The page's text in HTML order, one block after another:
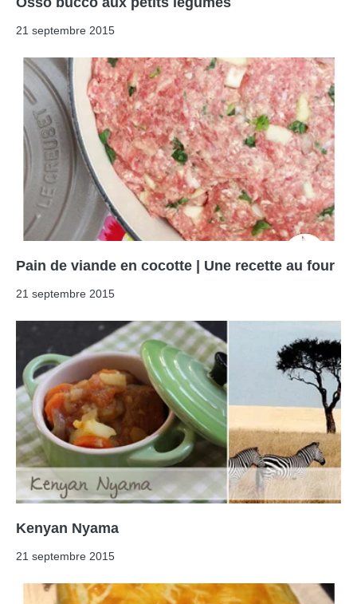
21 septembre 2015
Pain de viande en cocotte | Une recette au four
21 septembre 2015
Kenyan Nyama
21 septembre 2015